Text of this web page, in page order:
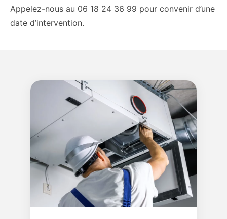
Appelez-nous au 06 18 24 36 99 pour convenir d’une
date d’intervention.